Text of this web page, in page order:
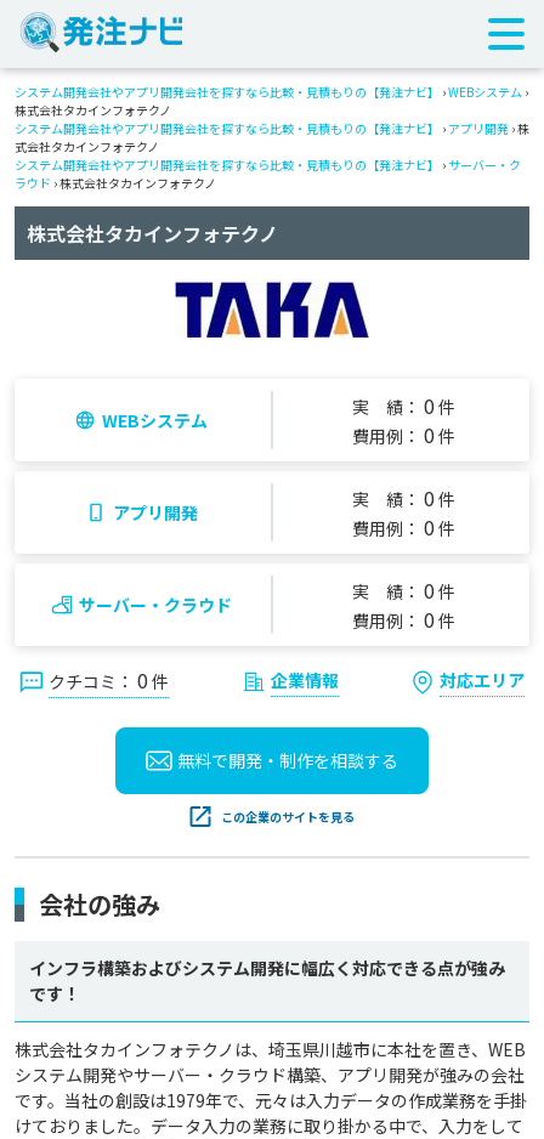
システム開発会社やアプリ開発会社を探すなら比較・見積もりの【発注ナビ】 ›WEBシステム ›
株式会社タカインフォテクノ
システム開発会社やアプリ開発会社を探すなら比較・見積もりの【発注ナビ】
› アプリ開発 › 株
式会社タカインフォテクノ
システム開発会社やアプリ開発会社を探すなら比較・見積もりの【発注ナビ】
› サーバー・ク
ラウド › 株式会社タカインフォテクノ
株式会社タカインフォテクノ
WEBシステム
実 績： 0 件
費用例： 0 件
アプリ開発
実 績： 0 件
費用例： 0 件
サーバー・クラウド
実 績： 0 件
費用例： 0 件
クチコミ： 0 件 企業情報 対応エリア
無料で開発・制作を相談する
この企業のサイトを見る
会社の強み
インフラ構築およびシステム開発に幅広く対応できる点が強み
です！
株式会社タカインフォテクノは、埼玉県川越市に本社を置き、WEB
システム開発やサーバー・クラウド構築、アプリ開発が強みの会社
です。当社の創設は1979年で、元々は入力データの作成業務を手掛
けておりました。データ入力の業務に取り掛かる中で、入力をして